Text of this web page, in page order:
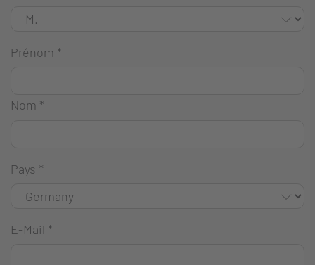
Prénom *
Nom *
Pays *
E-Mail *